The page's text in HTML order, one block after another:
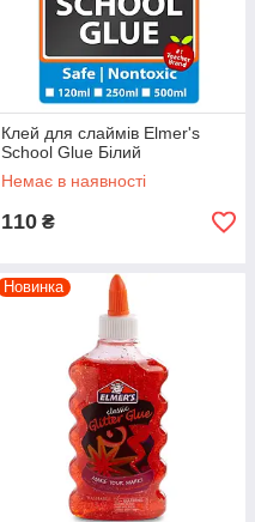
Клей для слаймів Elmer's
School Glue Білий
Немає в наявності
110 ₴
Новинка